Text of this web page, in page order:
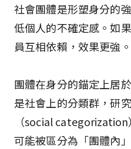
社會團體是形塑身分的
低個人的不確定感。如
員互相依賴，效果更強。
團體在身分的錨定上居
是社會上的分類群，研
（social
可能被區分為「團體內